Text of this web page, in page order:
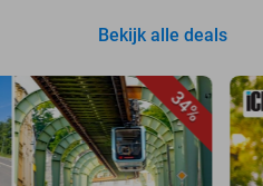
Bekijk alle deals
34%